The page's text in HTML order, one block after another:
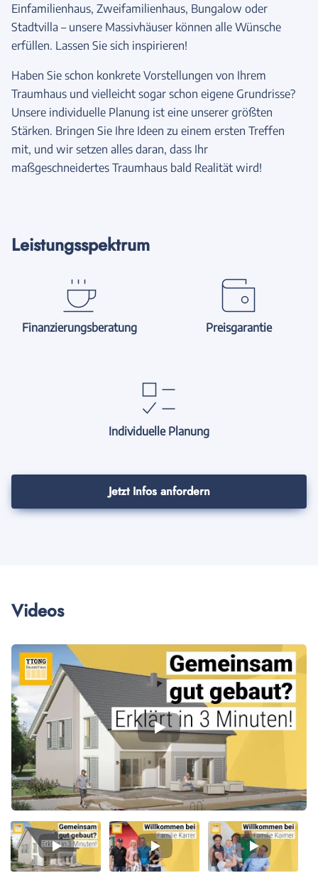
Einfamilienhaus, Zweifamilienhaus, Bungalow oder
Stadtvilla – unsere Massivhäuser können alle Wünsche
erfüllen. Lassen Sie sich inspirieren!
Haben Sie schon konkrete Vorstellungen von Ihrem
Traumhaus und vielleicht sogar schon eigene Grundrisse?
Unsere individuelle Planung ist eine unserer größten
Stärken. Bringen Sie Ihre Ideen zu einem ersten Treffen
mit, und wir setzen alles daran, dass Ihr
maßgeschneidertes Traumhaus bald Realität wird!
Leistungsspektrum
Finanzierungsberatung Preisgarantie
Individuelle Planung
Jetzt Infos anfordern
Videos
Video
1
Video
2
Video
3